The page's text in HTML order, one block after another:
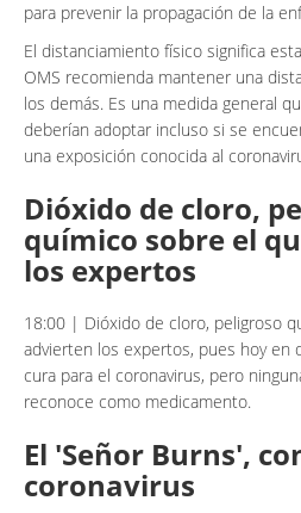
para prevenir la propagación de la
El distanciamiento físico significa
OMS recomienda mantener una
los demás. Es una medida general
deberían adoptar incluso si se
una exposición conocida al
Dióxido de cloro,
químico sobre el
los expertos
18:00 | Dióxido de cloro, peligroso
advierten los expertos, pues hoy en
cura para el coronavirus, pero
reconoce como medicamento.
El 'Señor Burns',
coronavirus